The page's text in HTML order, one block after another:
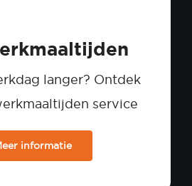
langer? Ontdek
service
informatie